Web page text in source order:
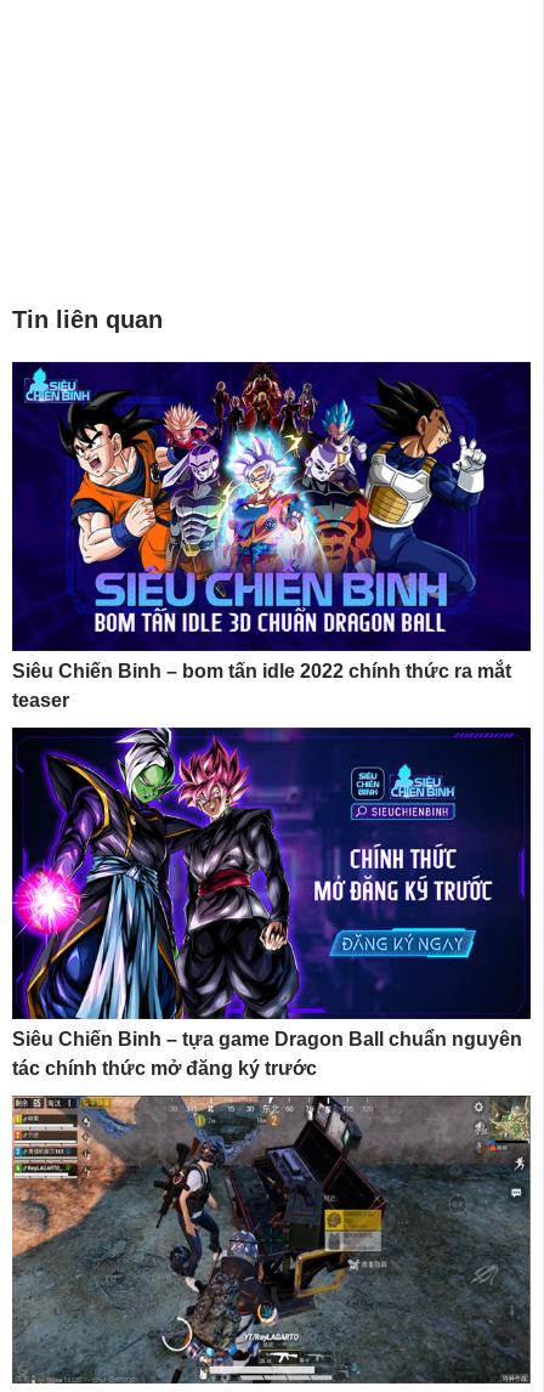
Tin liên quan
Siêu Chiến Binh – bom tấn idle 2022 chính thức ra mắt
teaser
Siêu Chiến Binh – tựa game Dragon Ball chuẩn nguyên
tác chính thức mở đăng ký trước